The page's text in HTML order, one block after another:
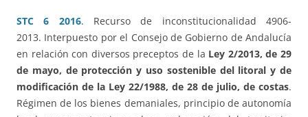
STC 6 2016. Recurso de inconstitucionalidad 4906-
2013. Interpuesto por el Consejo de Gobierno de Andalucía
en relación con diversos preceptos de la Ley 2/2013, de 29
de mayo, de protección y uso sostenible del litoral y de
modificación de la Ley 22/1988, de 28 de julio, de costas.
Régimen de los bienes demaniales, principio de autonomía